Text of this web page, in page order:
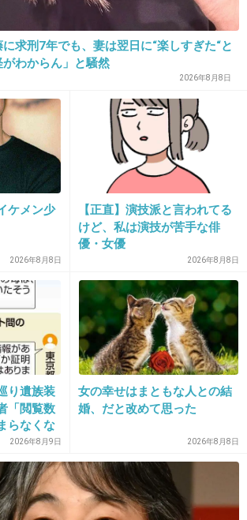
転してはいけない
とができないなら車なんて捨て
いと決められていることをわか
起こした事故は殺人といっしょ
-1
にも人権がある！4刑を廃止しろー」っ
求刑7年でも、妻は翌日に“楽しすぎた“と
わからん」と騒然
2026年8月8日
ケメン少
2026年8月8日
【正直】演技派と言われてる
けど、私は演技が苦手な俳
優・女優
2026年8月8日
り遺族装
「閲覧数
らなくな
2026年8月9日
女の幸せはまともな人との結
婚、だと改めて思った
2026年8月8日